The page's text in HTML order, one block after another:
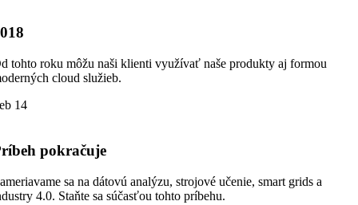
tohto roku môžu naši klienti využívať naše produkty aj formou
cloud služieb.
14
pokračuje
sa na dátovú analýzu, strojové učenie, smart grids a
4.0. Staňte sa súčasťou tohto príbehu.